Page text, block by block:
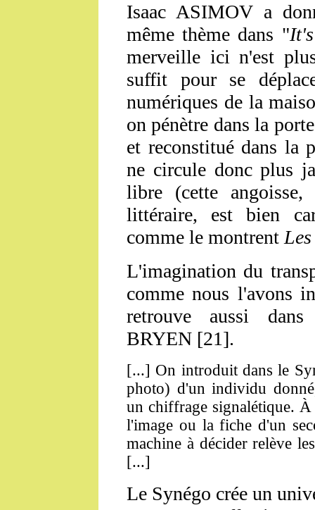
Isaac ASIMOV a
même thème dans "
merveille ici n'est
suffit pour se
numériques de la
on pénètre dans la
et reconstitué dans la
ne circule donc plus
libre (cette angoisse,
littéraire, est bien
comme le montrent
L'imagination du
comme nous l'avons
retrouve aussi
BRYEN [21].
[...] On introduit dans le
photo) d'un individu
un chiffrage signalétique.
l'image ou la fiche d'un
machine à décider relève
[...]
Le Synégo crée un